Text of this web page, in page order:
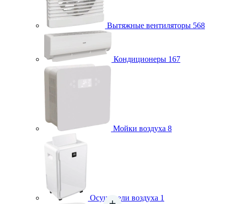
Вытяжные вентиляторы 568
Кондиционеры 167
Мойки воздуха 8
Осушители воздуха 1